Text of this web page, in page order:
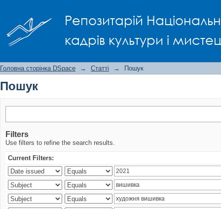
Репозитарій
кадрів культури і
Головна сторінка DSpace → Статті → Пошук
Пошук
Filters
Use filters to refine the search results.
Current Filters: